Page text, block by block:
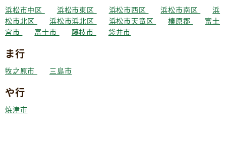
浜松市中区 浜松市東区 浜松市西区 浜松市南区
浜
松市北区
浜松市浜北区 浜松市天竜区 榛原郡
富士
宮市
富士市 藤枝市 袋井市
ま行
牧之原市 三島市
や行
焼津市